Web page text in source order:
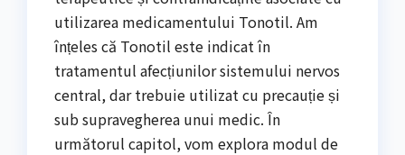
utilizarea medicamentului Tonotil. Am
înțeles că Tonotil este indicat în
tratamentul afecțiunilor sistemului nervos
central, dar trebuie utilizat cu precauție și
sub supravegherea unui medic. În
următorul capitol, vom explora modul de